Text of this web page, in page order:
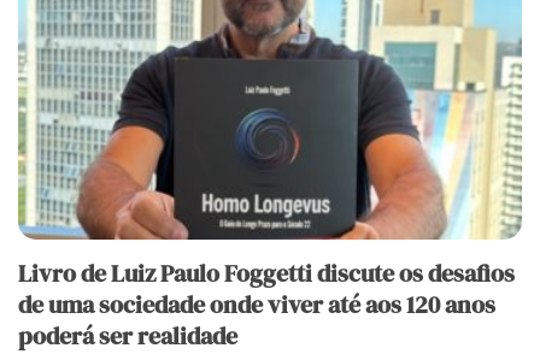
Livro de Luiz Paulo Foggetti discute os desafios
de uma sociedade onde viver até aos 120 anos
poderá ser realidade